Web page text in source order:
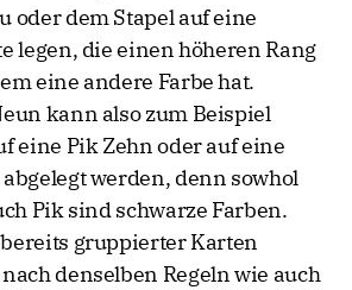
oder dem Stapel auf eine
legen, die einen höheren Rang
eine andere Farbe hat.
kann also zum Beispiel
eine Pik Zehn oder auf eine
werden, denn sowhol
Pik sind schwarze Farben.
gruppierter Karten
denselben Regeln wie auch